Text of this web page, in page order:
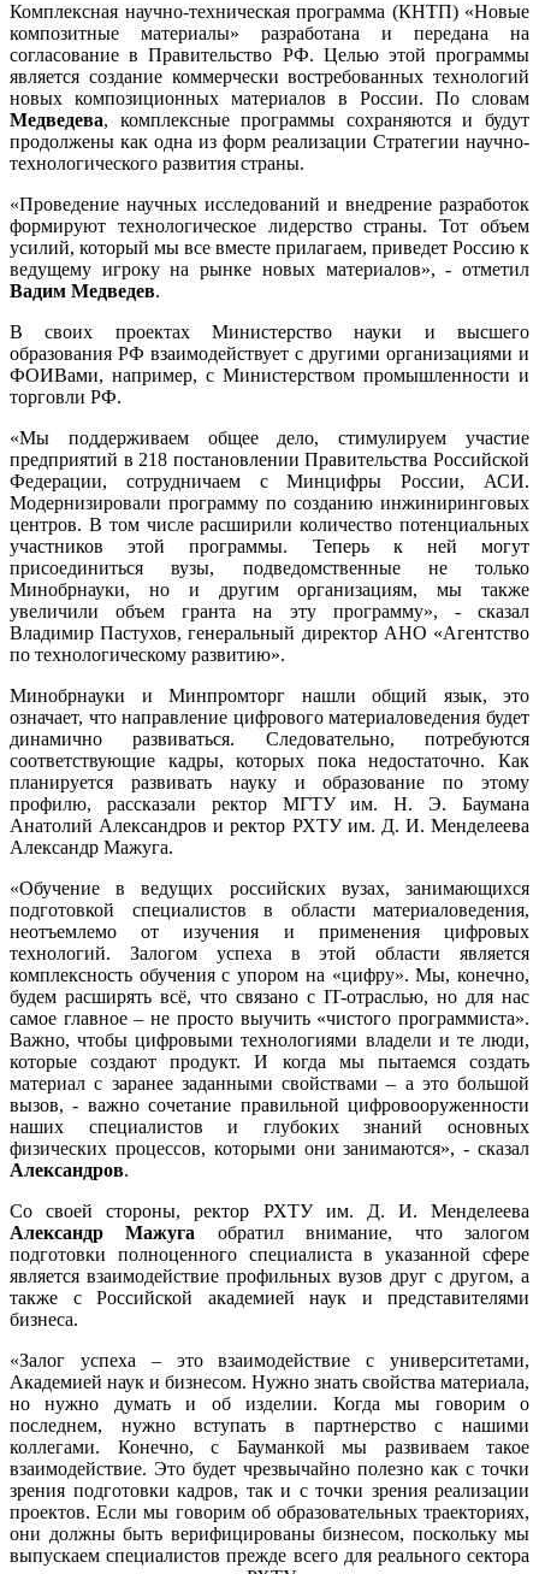
Комплексная научно-техническая программа (КНТП) «Новые
композитные материалы» разработана и передана на
согласование в Правительство РФ. Целью этой программы
является создание коммерчески востребованных технологий
новых композиционных материалов в России. По словам
Медведева, комплексные программы сохраняются и будут
продолжены как одна из форм реализации Стратегии научно-
технологического развития страны.
«Проведение научных исследований и внедрение разработок
формируют технологическое лидерство страны. Тот объем
усилий, который мы все вместе прилагаем, приведет Россию к
ведущему игроку на рынке новых материалов», - отметил
Вадим Медведев.
В своих проектах Министерство науки и высшего
образования РФ взаимодействует с другими организациями и
ФОИВами, например, с Министерством промышленности и
торговли РФ.
«Мы поддерживаем общее дело, стимулируем участие
предприятий в 218 постановлении Правительства Российской
Федерации, сотрудничаем с Минцифры России, АСИ.
Модернизировали программу по созданию инжиниринговых
центров. В том числе расширили количество потенциальных
участников этой программы. Теперь к ней могут
присоединиться вузы, подведомственные не только
Минобрнауки, но и другим организациям, мы также
увеличили объем гранта на эту программу», - сказал
Владимир Пастухов, генеральный директор АНО «Агентство
по технологическому развитию».
Минобрнауки и Минпромторг нашли общий язык, это
означает, что направление цифрового материаловедения будет
динамично развиваться. Следовательно, потребуются
соответствующие кадры, которых пока недостаточно. Как
планируется развивать науку и образование по этому
профилю, рассказали ректор МГТУ им. Н. Э. Баумана
Анатолий Александров и ректор РХТУ им. Д. И. Менделеева
Александр Мажуга.
«Обучение в ведущих российских вузах, занимающихся
подготовкой специалистов в области материаловедения,
неотъемлемо от изучения и применения цифровых
технологий. Залогом успеха в этой области является
комплексность обучения с упором на «цифру». Мы, конечно,
будем расширять всё, что связано с IT-отраслью, но для нас
самое главное – не просто выучить «чистого программиста».
Важно, чтобы цифровыми технологиями владели и те люди,
которые создают продукт. И когда мы пытаемся создать
материал с заранее заданными свойствами – а это большой
вызов, - важно сочетание правильной цифровооруженности
наших специалистов и глубоких знаний основных
физических процессов, которыми они занимаются», - сказал
Александров.
Со своей стороны, ректор РХТУ им. Д. И. Менделеева
Александр Мажуга обратил внимание, что залогом
подготовки полноценного специалиста в указанной сфере
является взаимодействие профильных вузов друг с другом, а
также с Российской академией наук и представителями
бизнеса.
«Залог успеха – это взаимодействие с университетами,
Академией наук и бизнесом. Нужно знать свойства материала,
но нужно думать и об изделии. Когда мы говорим о
последнем, нужно вступать в партнерство с нашими
коллегами. Конечно, с Бауманкой мы развиваем такое
взаимодействие. Это будет чрезвычайно полезно как с точки
зрения подготовки кадров, так и с точки зрения реализации
проектов. Если мы говорим об образовательных траекториях,
они должны быть верифицированы бизнесом, поскольку мы
выпускаем специалистов прежде всего для реального сектора